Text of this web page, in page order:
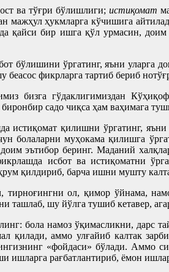
ва тўғри бўлишлиги; истиқомат
мажҳул ҳукмларга кўчишига
қайси бир ишга қўл урмасин, доим
бўлишини ўргатинг, яъни уларга
беасос фикрларга тартиб бериб
бизга гўдаклигимиздан
садо чиқса ҳам ваҳимага
истиқомат қилишни ўргатинг,
болаларни муҳокама қилишга
эътибор беринг. Маданий
исбот ва истиқоматни
қилдириб, барча ишни мушту
тирноғингни ол, қимор ўйнама,
ташлаб, шу йўлга тушиб кетавер,
бола намоз ўқимасликни, дарс
қилади, аммо улғайиб калтак
«фойдаси» бўлади. Аммо
ишларга рағбатлантириб, ёмон